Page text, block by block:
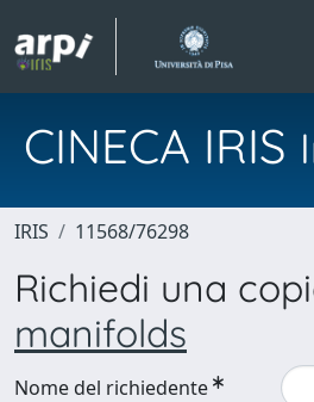
CINECA IRIS
IRIS 11568/76298
Richiedi una
manifolds
Nome del richiedente